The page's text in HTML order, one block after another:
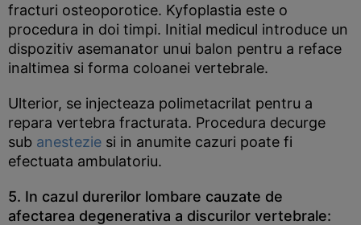
fracturi osteoporotice. Kyfoplastia este o
procedura in doi timpi. Initial medicul introduce un
dispozitiv asemanator unui balon pentru a reface
inaltimea si forma coloanei vertebrale.
Ulterior, se injecteaza polimetacrilat pentru a
repara vertebra fracturata. Procedura decurge
sub anestezie si in anumite cazuri poate fi
efectuata ambulatoriu.
5. In cazul durerilor lombare cauzate de
afectarea degenerativa a discurilor vertebrale: